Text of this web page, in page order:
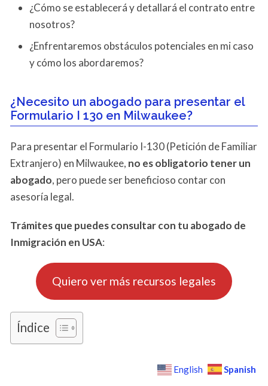
¿Cómo se establecerá y detallará el contrato entre
nosotros?
¿Enfrentaremos obstáculos potenciales en mi caso
y cómo los abordaremos?
¿Necesito un abogado para presentar el
Formulario I 130 en Milwaukee?
Para presentar el Formulario I-130 (Petición de Familiar
Extranjero) en Milwaukee, no es obligatorio tener un
abogado, pero puede ser beneficioso contar con
asesoría legal.
Trámites que puedes consultar con tu abogado de
Inmigración en USA:
Quiero ver más recursos legales
Índice
English Spanish